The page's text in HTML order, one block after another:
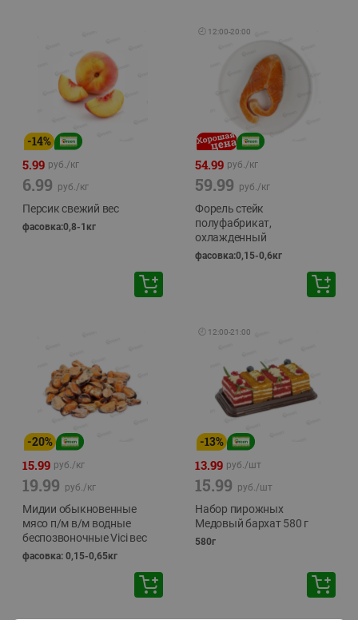
-14%
5.99 руб./кг
6.99 руб./кг
Персик свежий вес
фасовка:0,8-1кг
🕘 12:00-20:00
54.99 руб./кг
59.99 руб./кг
Форель стейк
полуфабрикат,
охлажденный
фасовка:0,15-0,6кг
-20%
15.99 руб./кг
19.99 руб./кг
Мидии обыкновенные
мясо п/м в/м водные
беспозвоночные Vici вес
фасовка: 0,15-0,65кг
🕘 12:00-21:00
-13%
13.99 руб./шт
15.99 руб./шт
Набор пирожных
Медовый бархат 580 г
580г